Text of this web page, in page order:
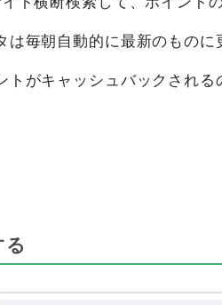
トモール）をポイントサイ
す。ポイントサイト比較ガイ
ト横断検索して、ポイント
は毎朝自動的に最新のものに